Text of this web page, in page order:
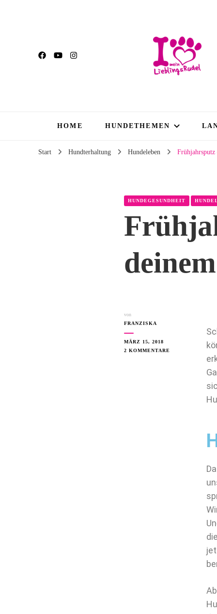
HOME HUNDETHEMEN
Start Hundterhaltung Hundeleben
HUNDEGESUNDHEIT
von
FRANZISKA
MÄRZ 15, 2018
2 KOMMENTARE